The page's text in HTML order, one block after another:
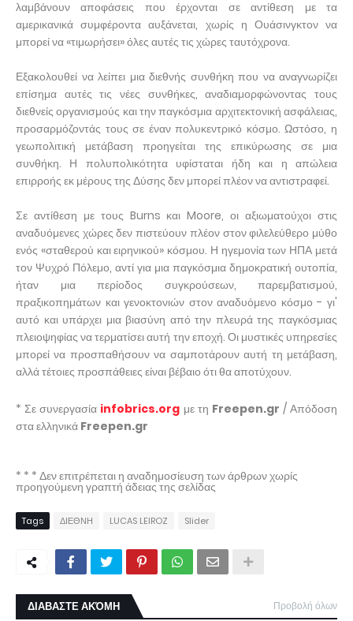
λαμβάνουν αποφάσεις που έρχονται σε αντίθεση με τα
αμερικανικά συμφέροντα αυξάνεται, χωρίς η Ουάσινγκτον να
μπορεί να «τιμωρήσει» όλες αυτές τις χώρες ταυτόχρονα.
Εξακολουθεί να λείπει μια διεθνής συνθήκη που να αναγνωρίζει
επίσημα αυτές τις νέες συνθήκες, αναδιαμορφώνοντας τους
διεθνείς οργανισμούς και την παγκόσμια αρχιτεκτονική ασφάλειας,
προσαρμόζοντάς τους σε έναν πολυκεντρικό κόσμο. Ωστόσο, η
γεωπολιτική μετάβαση προηγείται της επικύρωσης σε μια
συνθήκη. Η πολυπολικότητα υφίσταται ήδη και η απώλεια
επιρροής εκ μέρους της Δύσης δεν μπορεί πλέον να αντιστραφεί.
Σε αντίθεση με τους Burns και Moore, οι αξιωματούχοι στις
αναδυόμενες χώρες δεν πιστεύουν πλέον στον φιλελεύθερο μύθο
ενός «σταθερού και ειρηνικού» κόσμου. Η ηγεμονία των ΗΠΑ μετά
τον Ψυχρό Πόλεμο, αντί για μια παγκόσμια δημοκρατική ουτοπία,
ήταν μια περίοδος συγκρούσεων, παρεμβατισμού,
πραξικοπημάτων και γενοκτονιών στον αναδυόμενο κόσμο - γι'
αυτό και υπάρχει μια βιασύνη από την πλευρά της παγκόσμιας
πλειοψηφίας να τερματίσει αυτή την εποχή. Οι μυστικές υπηρεσίες
μπορεί να προσπαθήσουν να σαμποτάρουν αυτή τη μετάβαση,
αλλά τέτοιες προσπάθειες είναι βέβαιο ότι θα αποτύχουν.
* Σε συνεργασία infobrics.org με τη Freepen.gr / Απόδοση
στα ελληνικά Freepen.gr
* * * Δεν επιτρέπεται η αναδημοσίευση των άρθρων χωρίς
προηγούμενη γραπτή άδειας της σελίδας
Tags ΔΙΕΘΝΗ LUCAS LEIROZ Slider
ΔΙΑΒΑΣΤΕ ΑΚΌΜΗ Προβολή όλων